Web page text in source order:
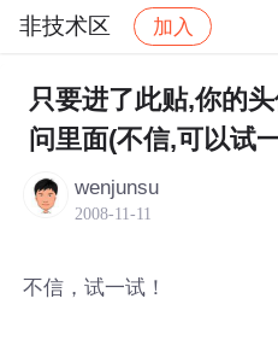
非技术区 加入
社区 非技术区 帖子
只要进了此贴,你的
问里面(不信,可以试
wenjunsu
2008-11-11
不信，试一试！